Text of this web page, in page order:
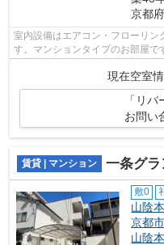
京都
室内設備はエアコン・フローリン
す。マンションタイプのお部屋で
現在空室
「リ
お問い
賃貸 | マンション 一条グ
敷0
山陰
京都
山陰